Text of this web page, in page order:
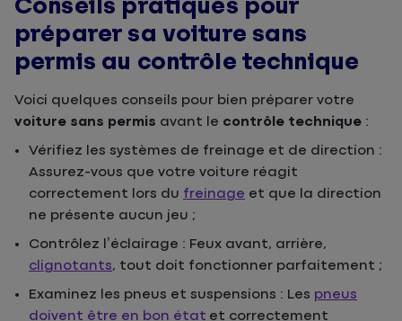
Conseils pratiques pour
préparer sa voiture sans
permis au contrôle technique
Voici quelques conseils pour bien préparer votre
voiture sans permis avant le contrôle technique :
Vérifiez les systèmes de freinage et de direction :
Assurez-vous que votre voiture réagit
correctement lors du freinage et que la direction
ne présente aucun jeu ;
Contrôlez l’éclairage : Feux avant, arrière,
clignotants, tout doit fonctionner parfaitement ;
Examinez les pneus et suspensions : Les pneus
doivent être en bon état et correctement